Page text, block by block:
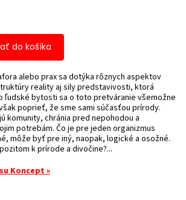
do košíka
alebo prax sa dotýka rôznych aspektov
reality aj sily predstavivosti, ktorá
ľudské bytosti sa o toto pretváranie všemožne
poprieť, že sme sami súčasťou prírody.
komunity, chránia pred nepohodou a
potrebám. Čo je pre jeden organizmus
môže byť pre iný, naopak, logické a osožné.
k prírode a divočine?...
Koncept »